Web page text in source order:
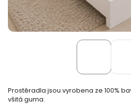
Prostěradla jsou vyrobena ze 100%
všitá guma.